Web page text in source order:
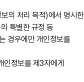
의 처리 목적)에서 명시한
특별한 규정 등
경우에만 개인정보를
정보를 제3자에게